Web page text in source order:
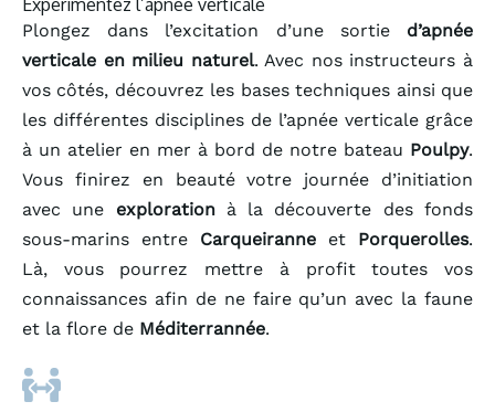
Expérimentez l’apnée verticale
Plongez dans l’excitation d’une sortie d’apnée
verticale en milieu naturel. Avec nos instructeurs à
vos côtés, découvrez les bases techniques ainsi que
les différentes disciplines de l’apnée verticale grâce
à un atelier en mer à bord de notre bateau Poulpy.
Vous finirez en beauté votre journée d’initiation
avec une explorationà la découverte des fonds
sous-marins entre Carqueiranne et Porquerolles.
Là, vous pourrez mettre à profit toutes vos
connaissances afin de ne faire qu’un avec la faune
et la flore de Méditerrannée.